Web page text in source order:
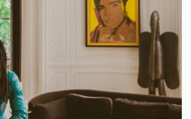
ползване
Реклама
Политика за